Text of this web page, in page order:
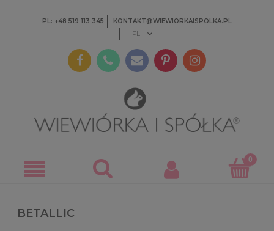
PL: +48 519 113 345 KONTAKT@WIEWIORKAISPOLKA.PL
BETALLIC